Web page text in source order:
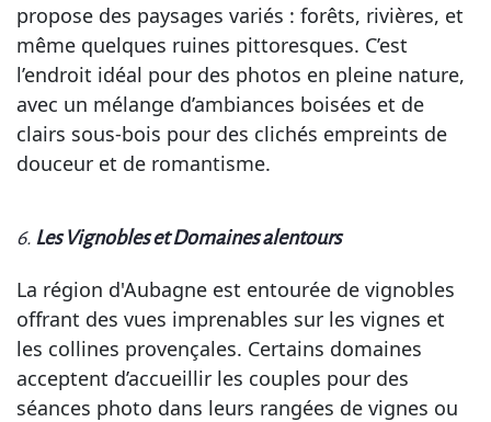
propose des paysages variés : forêts, rivières, et
même quelques ruines pittoresques. C’est
l’endroit idéal pour des photos en pleine nature,
avec un mélange d’ambiances boisées et de
clairs sous-bois pour des clichés empreints de
douceur et de romantisme.
6. Les Vignobles et Domaines alentours
La région d'Aubagne est entourée de vignobles
offrant des vues imprenables sur les vignes et
les collines provençales. Certains domaines
acceptent d’accueillir les couples pour des
séances photo dans leurs rangées de vignes ou